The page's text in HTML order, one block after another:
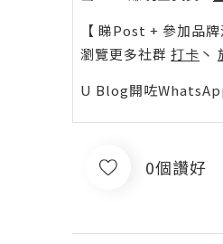
【 睇Post + 參加品牌
瀏覽更多社群 打卡 丶
U Blog開咗
0個讚好